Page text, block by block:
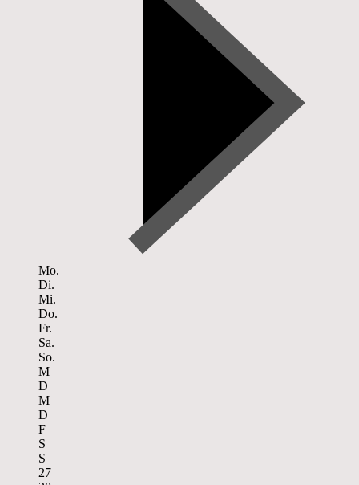
Mo.
Di.
Mi.
Do.
Fr.
Sa.
So.
M
D
M
D
F
S
S
27